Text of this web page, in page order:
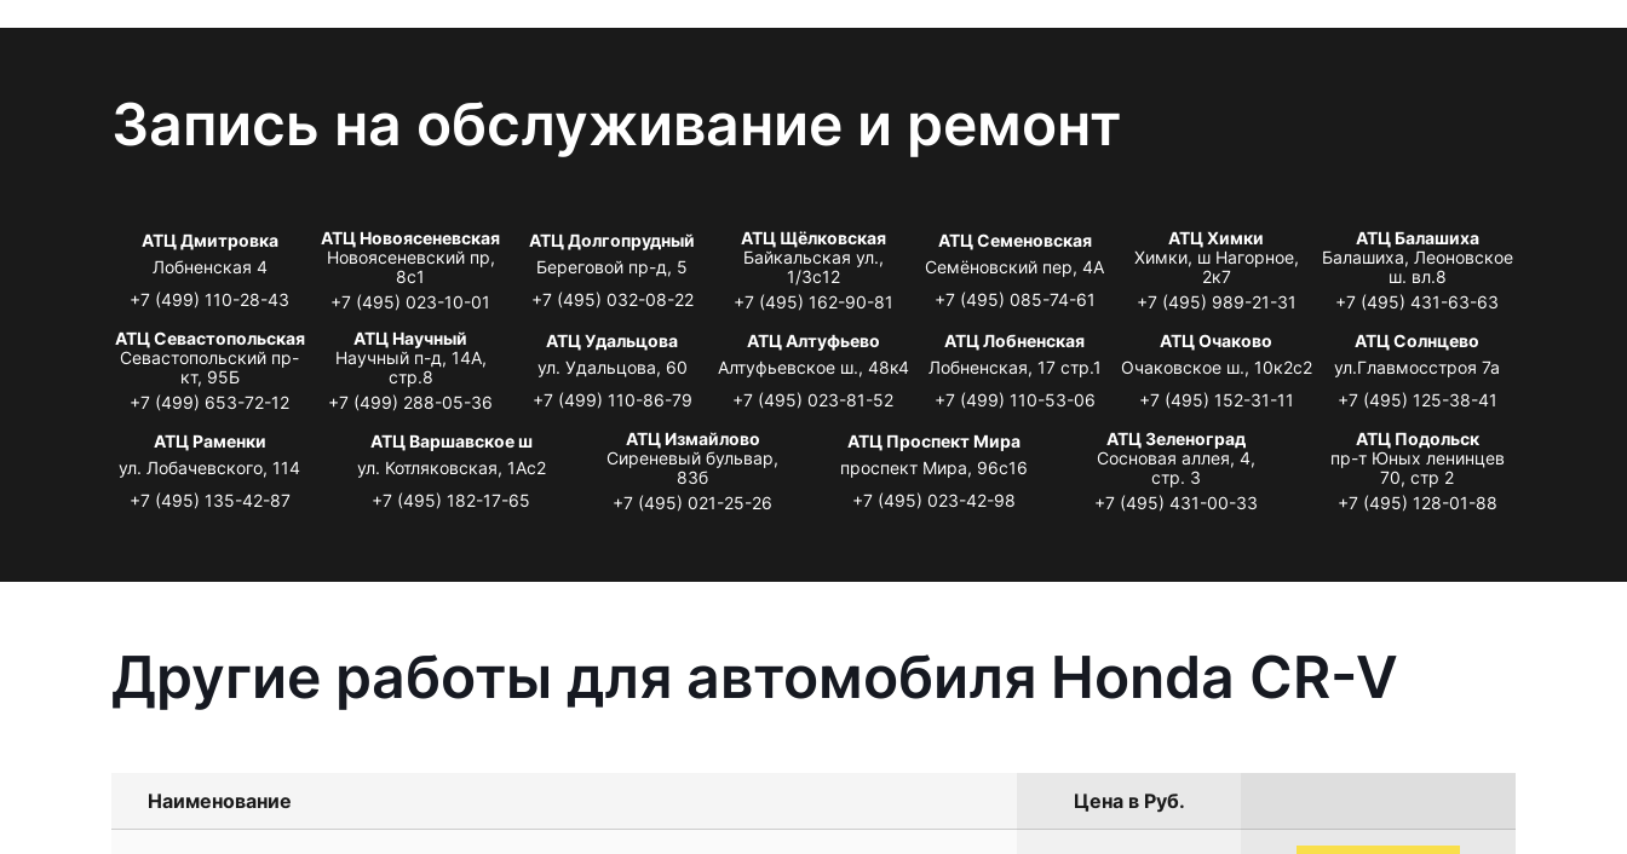
Запись на обслуживание и ремонт
АТЦ Дмитровка
Лобненская 4
+7 (499) 110-28-43
АТЦ Новоясеневская
Новоясеневский пр,
8с1
+7 (495) 023-10-01
АТЦ Долгопрудный
Береговой пр-д, 5
+7 (495) 032-08-22
АТЦ Щёлковская
Байкальская ул.,
1/3с12
+7 (495) 162-90-81
АТЦ Семеновская
Семёновский пер, 4А
+7 (495) 085-74-61
АТЦ Химки
Химки, ш Нагорное,
2к7
+7 (495) 989-21-31
АТЦ Балашиха
Балашиха, Леоновское
ш. вл.8
+7 (495) 431-63-63
АТЦ Севастопольская
Севастопольский пр-
кт, 95Б
+7 (499) 653-72-12
АТЦ Научный
Научный п-д, 14А,
стр.8
+7 (499) 288-05-36
АТЦ Удальцова
ул. Удальцова, 60
+7 (499) 110-86-79
АТЦ Алтуфьево
Алтуфьевское ш., 48к4
+7 (495) 023-81-52
АТЦ Лобненская
Лобненская, 17 стр.1
+7 (499) 110-53-06
АТЦ Очаково
Очаковское ш., 10к2с2
+7 (495) 152-31-11
АТЦ Солнцево
ул.Главмосстроя 7а
+7 (495) 125-38-41
АТЦ Раменки
ул. Лобачевского, 114
+7 (495) 135-42-87
АТЦ Варшавское ш
ул. Котляковская, 1Ас2
+7 (495) 182-17-65
АТЦ Измайлово
Сиреневый бульвар,
83б
+7 (495) 021-25-26
АТЦ Проспект Мира
проспект Мира, 96с16
+7 (495) 023-42-98
АТЦ Зеленоград
Сосновая аллея, 4,
стр. 3
+7 (495) 431-00-33
АТЦ Подольск
пр-т Юных ленинцев
70, стр 2
+7 (495) 128-01-88
Другие работы для автомобиля Honda CR-V
Наименование Цена в Руб.